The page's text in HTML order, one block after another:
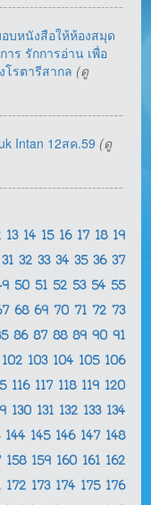
บหนังสือให้ห้องสมุด
าร รักการอ่าน เพื่อ
รตารีสากล (ดู
Intan 12สค.59 (ดู
13 14 15 16 17 18 19
31 32 33 34 35 36 37
50 51 52 53 54 55
68 69 70 71 72 73
86 87 88 89 90 91
102 103 104 105 106
116 117 118 119 120
130 131 132 133 134
144 145 146 147 148
158 159 160 161 162
172 173 174 175 176